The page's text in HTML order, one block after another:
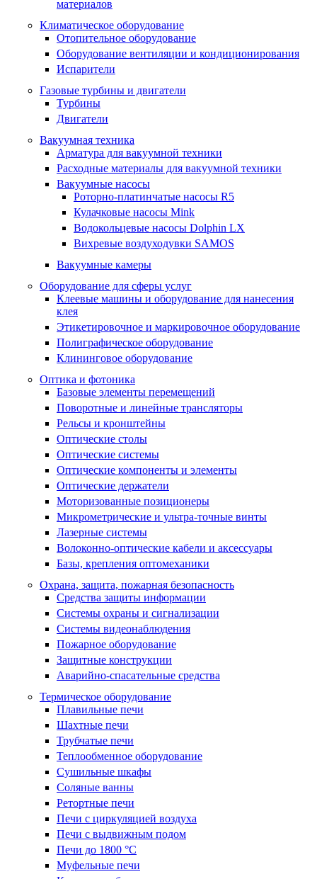
материалов
Климатическое оборудование
Отопительное оборудование
Оборудование вентиляции и кондиционирования
Испарители
Газовые турбины и двигатели
Турбины
Двигатели
Вакуумная техника
Арматура для вакуумной техники
Расходные материалы для вакуумной техники
Вакуумные насосы
Роторно-платинчатые насосы R5
Кулачковые насосы Mink
Водокольцевые насосы Dolphin LX
Вихревые воздуходувки SAMOS
Вакуумные камеры
Оборудование для сферы услуг
Клеевые машины и оборудование для нанесения
клея
Этикетировочное и маркировочное оборудование
Полиграфическое оборудование
Клининговое оборудование
Оптика и фотоника
Базовые элементы перемещений
Поворотные и линейные трансляторы
Рельсы и кронштейны
Оптические столы
Оптические системы
Оптические компоненты и элементы
Оптические держатели
Моторизованные позиционеры
Микрометрические и ультра-точные винты
Лазерные системы
Волоконно-оптические кабели и аксессуары
Базы, крепления оптомеханики
Охрана, защита, пожарная безопасность
Средства защиты информации
Системы охраны и сигнализации
Системы видеонаблюдения
Пожарное оборудование
Защитные конструкции
Аварийно-спасательные средства
Термическое оборудование
Плавильные печи
Шахтные печи
Трубчатые печи
Теплообменное оборудование
Сушильные шкафы
Соляные ванны
Ретортные печи
Печи с циркуляцией воздуха
Печи с выдвижным подом
Печи до 1800 °C
Муфельные печи